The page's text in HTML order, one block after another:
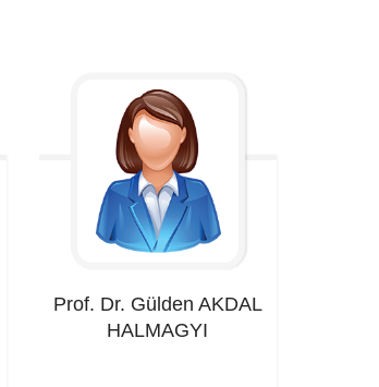
Prof. Dr. Gülden AKDAL
HALMAGYI